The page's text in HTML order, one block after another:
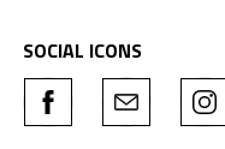
SOCIAL ICONS